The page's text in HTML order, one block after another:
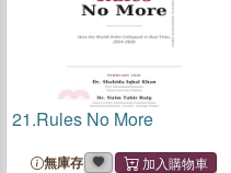
21.Rules No More
無庫存